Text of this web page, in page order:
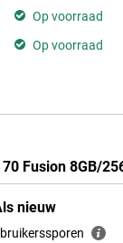
Op voorraad
Op voorraad
Fusion 8GB/
nieuw